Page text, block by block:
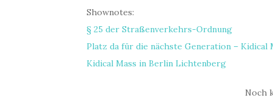
Shownotes:
§ 25 der Straßenverkehrs-Ordnung
Platz da für die nächste Generation – Kidical
Kidical Mass in Berlin Lichtenberg
Noch